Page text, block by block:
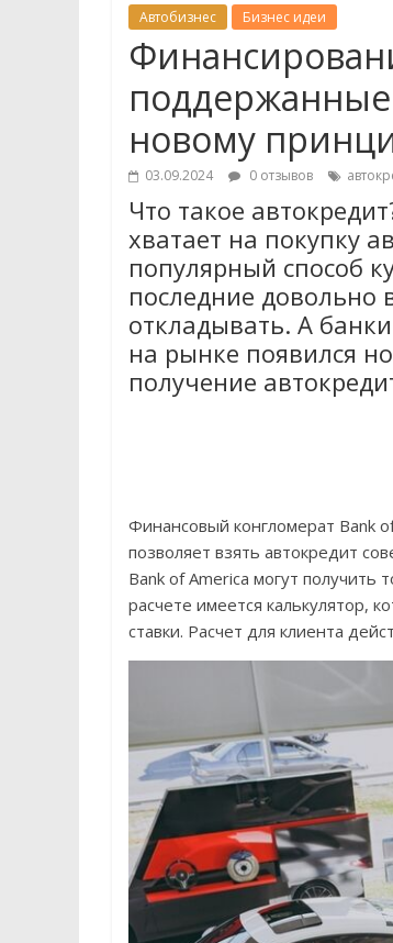
Автобизнес Бизнес идеи
новому
03.09.2024 0 отзывов
Что такое
хватает на покупку
популярный способ
последние довольно
откладывать. А
на рынке появился
получение
Финансовый конгломерат Bank
позволяет взять автокредит
Bank of America могут получить
расчете имеется калькулятор,
ставки. Расчет для клиента